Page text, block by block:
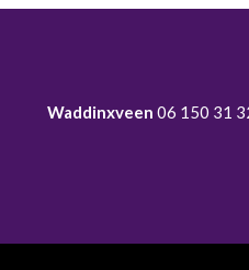
Waddinxveen 06 150 31